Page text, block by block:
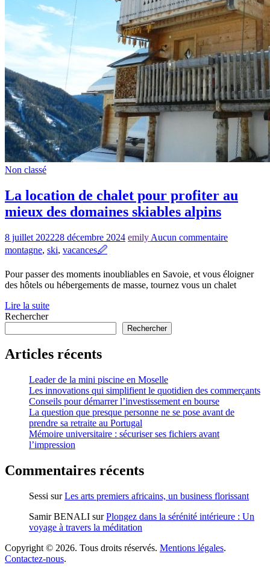
Non classé
La location de chalet pour profiter au
mieux des domaines skiables alpins
8 juillet 202228 décembre 2024 emily Aucun commentaire
montagne, ski, vacances🖉
Pour passer des moments inoubliables en Savoie, et vous éloigner
des hôtels ou hébergements de masse, tournez vous un chalet
Lire la suite
Rechercher
Rechercher
Articles récents
Leader de la mini piscine en Moselle
Les innovations qui simplifient le quotidien des commerçants
Conseils pour démarrer l’investissement en bourse
La question que presque personne ne se pose avant de
prendre sa retraite au Portugal
Mémoire universitaire : sécuriser ses fichiers avant
l’impression
Commentaires récents
Sessi surLes arts premiers africains, un business florissant
Samir BENALI surPlongez dans la sérénité intérieure : Un
voyage à travers la méditation
Copyright © 2026. Tous droits réservés. Mentions légales.
Contactez-nous.